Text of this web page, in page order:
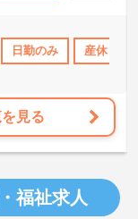
会保険完備 交通費支
日勤のみ 産休･育
見る
福祉求人